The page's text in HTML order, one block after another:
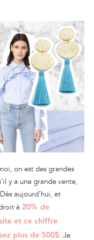
on est des grandes
y a une grande vente,
aujourd’hui, et
à 20% de
et ce chiffre
plus de 500$. Je